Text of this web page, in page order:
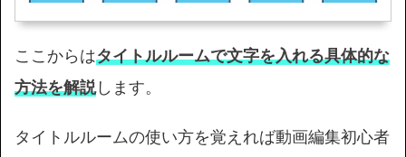
ここからはタイトルルームで文字を入れる具体的な
方法を解説します。
タイトルルームの使い方を覚えれば動画編集初心者